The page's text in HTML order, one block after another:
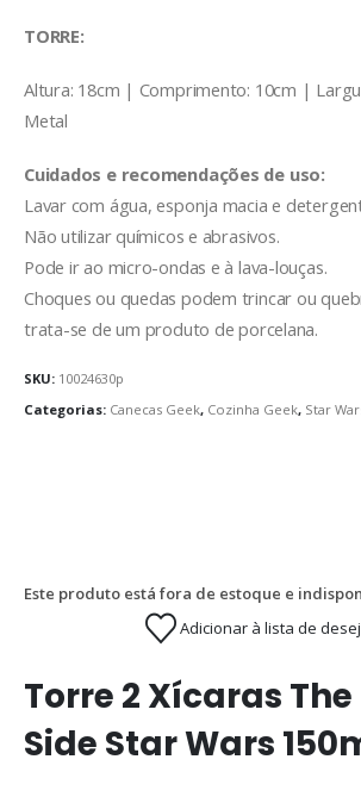
TORRE:
Altura: 18cm | Comprimento: 10cm |
Metal
Cuidados e recomendações de uso:
Lavar com água, esponja macia e
Não utilizar químicos e abrasivos.
Pode ir ao micro-ondas e à lava-louças.
Choques ou quedas podem trincar ou
trata-se de um produto de porcelana.
SKU: 10024630p
Categorias: Canecas Geek, Cozinha Geek, Star
Este produto está fora de estoque e
Adicionar à lista de
Torre 2 Xícaras
Side Star Wars